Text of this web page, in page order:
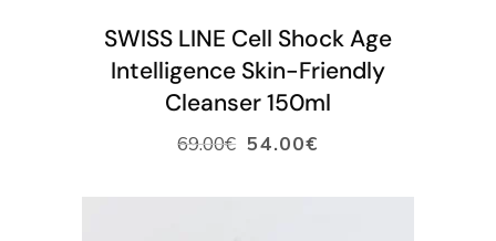
LISÄÄ OSTOSKORIIN
SWISS LINE Cell Shock Age
Intelligence Skin-Friendly
Cleanser 150ml
69.00€ 54.00€